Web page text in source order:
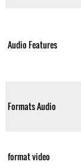
Audio Features
Formats Audio
format video